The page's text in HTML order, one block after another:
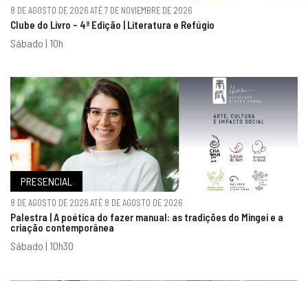
8 DE AGOSTO DE 2026 ATÉ 7 DE NOVIEMBRE DE 2026
Clube do Livro - 4ª Edição | Literatura e Refúgio
Sábado | 10h
PRESENCIAL
8 DE AGOSTO DE 2026 ATÉ 8 DE AGOSTO DE 2026
Palestra | A poética do fazer manual: as tradições do Mingei e a
criação contemporânea
Sábado | 10h30